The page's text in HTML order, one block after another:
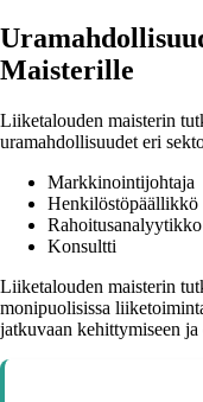
Maisterille
Liiketalouden maisterin
uramahdollisuudet eri
Markkinointijohtaja
Henkilöstöpäällikkö
Rahoitusanalyytikko
Konsultti
Liiketalouden maisterin
monipuolisissa
jatkuvaan kehittymiseen ja